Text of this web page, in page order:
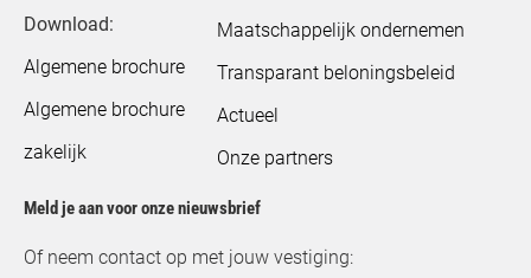
Download:
Algemene brochure
Algemene brochure
zakelijk
Maatschappelijk ondernemen
Transparant beloningsbeleid
Actueel
Onze partners
Meld je aan voor onze nieuwsbrief
Of neem contact op met jouw vestiging: